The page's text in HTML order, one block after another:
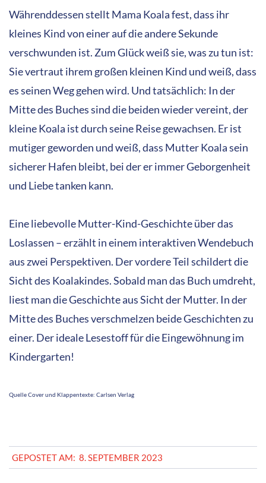
Währenddessen stellt Mama Koala fest, dass ihr
kleines Kind von einer auf die andere Sekunde
verschwunden ist. Zum Glück weiß sie, was zu tun ist:
Sie vertraut ihrem großen kleinen Kind und weiß, dass
es seinen Weg gehen wird. Und tatsächlich: In der
Mitte des Buches sind die beiden wieder vereint, der
kleine Koala ist durch seine Reise gewachsen. Er ist
mutiger geworden und weiß, dass Mutter Koala sein
sicherer Hafen bleibt, bei der er immer Geborgenheit
und Liebe tanken kann.
Eine liebevolle Mutter-Kind-Geschichte über das
Loslassen – erzählt in einem interaktiven Wendebuch
aus zwei Perspektiven. Der vordere Teil schildert die
Sicht des Koalakindes. Sobald man das Buch umdreht,
liest man die Geschichte aus Sicht der Mutter. In der
Mitte des Buches verschmelzen beide Geschichten zu
einer. Der ideale Lesestoff für die Eingewöhnung im
Kindergarten!
Quelle Cover und Klappentexte: Carlsen Verlag
2023-
GEPOSTET AM: 8. SEPTEMBER 2023